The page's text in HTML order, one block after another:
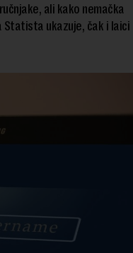
ali kako nemačka
ukazuje, čak i laici